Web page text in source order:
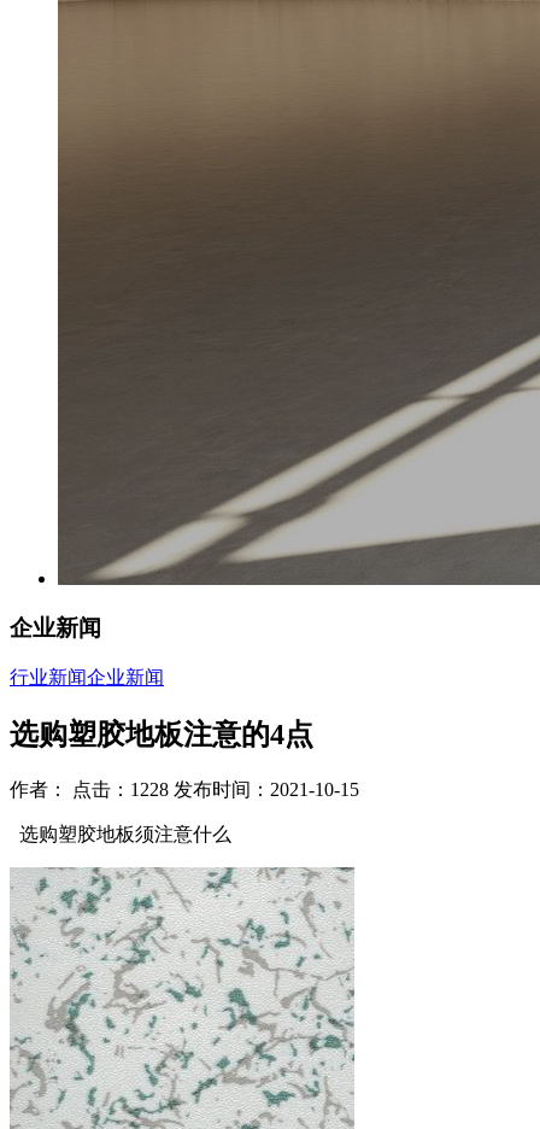
企业新闻
行业新闻企业新闻
选购塑胶地板注意的4点
作者： 点击：1228 发布时间：2021-10-15
选购塑胶地板须注意什么